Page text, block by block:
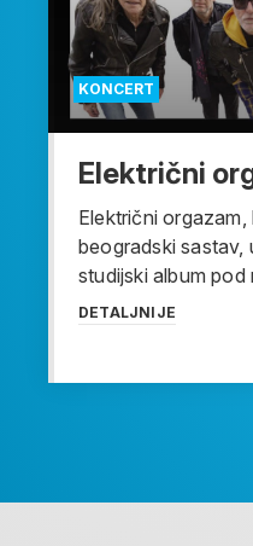
KONCERT
Električni
Električni
beogradski sastav,
studijski album
DETALJNIJE